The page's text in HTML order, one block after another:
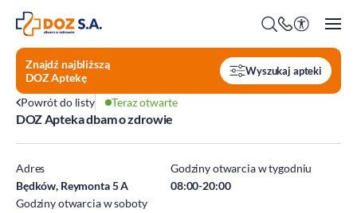
O firmie
Praca w Centrali
Znajdź najbliższą
DOZ Aptekę
Wyszukaj apteki
Powrót do listy Teraz otwarte
DOZ Apteka dbam o zdrowie
Adres
Będków, Reymonta 5 A
Godziny otwarcia w tygodniu
08:00-20:00
Godziny otwarcia w soboty